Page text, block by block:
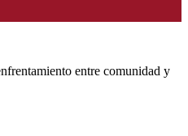
entre comunidad y